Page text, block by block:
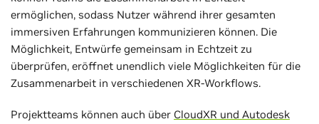
ermöglichen, sodass Nutzer während ihrer gesamten
immersiven Erfahrungen kommunizieren können. Die
Möglichkeit, Entwürfe gemeinsam in Echtzeit zu
überprüfen, eröffnet unendlich viele Möglichkeiten für die
Zusammenarbeit in verschiedenen XR-Workflows.
Projektteams können auch über CloudXR und Autodesk